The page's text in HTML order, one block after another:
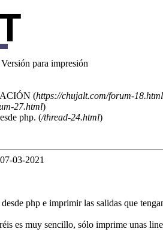
para impresión
(https://chujalt.com/forum-18.html
27.html)
php. (/thread-24.html)
03-2021
php e imprimir las salidas que
es muy sencillo, sólo imprime unas